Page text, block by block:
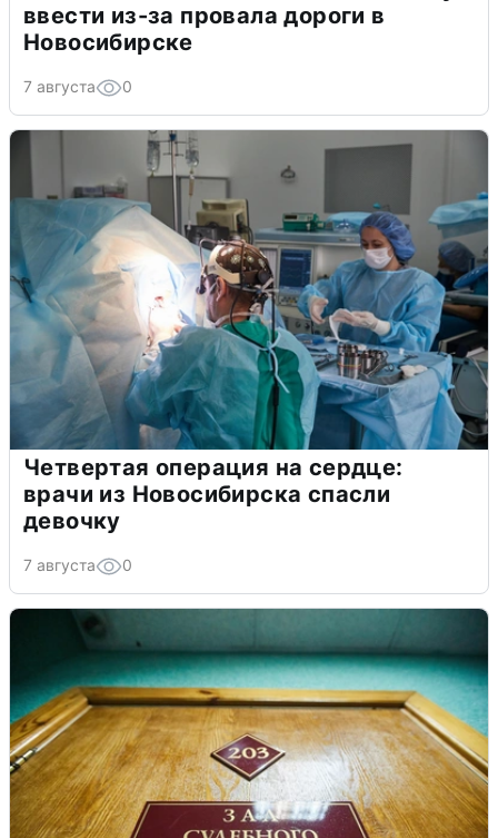
ввести из-за провала дороги в
Новосибирске
7 августа 0
Четвертая операция на сердце:
врачи из Новосибирска спасли
девочку
7 августа 0